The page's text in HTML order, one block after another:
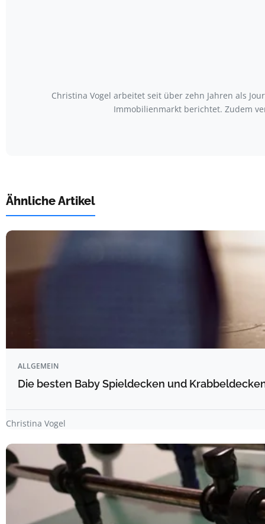
Christina Vogel arbeitet seit über zehn Jahren als
Immobilienmarkt berichtet. Zudem
Ähnliche Artikel
ALLGEMEIN
Die besten Baby Spieldecken und
Christina Vogel